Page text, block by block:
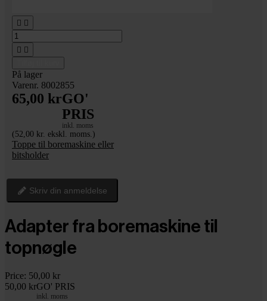
 
 
På lager
Varenr. 8002855
65,00 krGO'
PRIS
inkl. moms
(52,00 kr. ekskl. moms.)
Toppe til boremaskine eller
bitsholder
Skriv din anmeldelse
Adapter fra boremaskine til
topnøgle
Price: 50,00 kr
50,00 krGO' PRIS
inkl. moms